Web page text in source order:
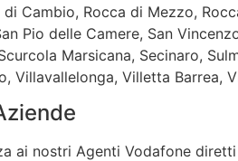
Cambio, Rocca di Mezzo,
Pio delle Camere, San
Marsicana, Secinaro,
Villavallelonga, Villetta Barrea,
ai nostri Agenti Vodafone